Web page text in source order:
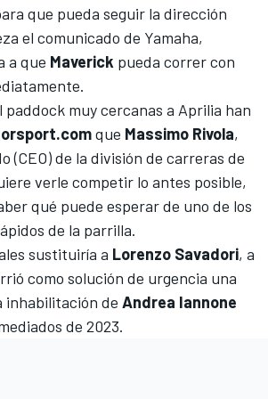
que pueda seguir la dirección
el comunicado de Yamaha,
a que Maverick pueda correr con
muy cercanas a Aprilia han
que Massimo Rivola,
(CEO) de la división de carreras de
verle competir lo antes posible,
qué puede esperar de uno de los
de la parrilla.
sustituiría a Lorenzo Savadori, a
como solución de urgencia una
inhabilitación de Andrea Iannone
de 2023.